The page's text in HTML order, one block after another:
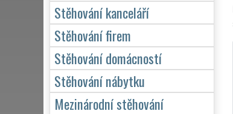
STĚHOVÁNÍ ŽĎÁR NAD
Naše
stěhovací
kvalitní
Stěhování kanceláří
Stěhování firem
Stěhování domácností
Stěhování nábytku
Mezinárodní stěhování